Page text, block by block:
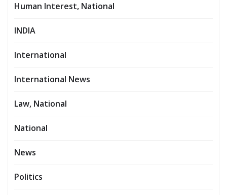
Human Interest, National
INDIA
International
International News
Law, National
National
News
Politics